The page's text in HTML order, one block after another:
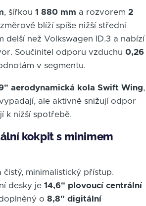
, šířkou 1 880 mm a rozvorem 2
blíží spíše nižší střední
delší než Volkswagen ID.3 a nabízí
Součinitel odporu vzduchu 0,26
v segmentu.
aerodynamická kola Swift Wing,
ale aktivně snižují odpor
k nižší spotřebě.
kokpit s minimem
čistý, minimalistický přístup.
desky je 14,6" plovoucí centrální
o 8,8" digitální